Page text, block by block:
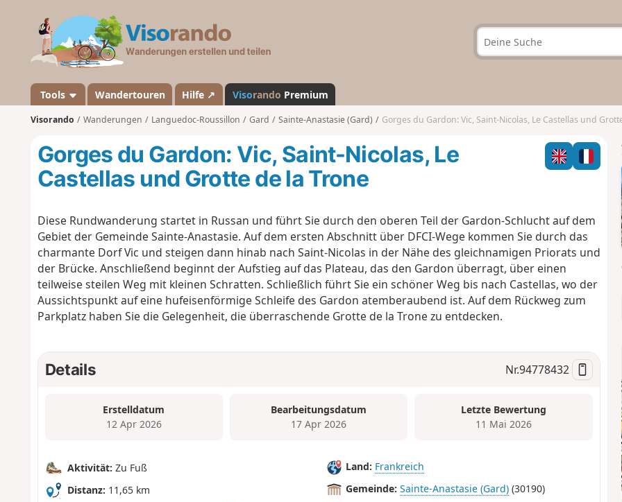
a
n
d
Tools Wandertouren Hilfe ↗ Visorando Premium
Visorando Wanderungen Languedoc-Roussillon Gard Sainte-Anastasie (Gard) Gorges du Gardon: Vic, Saint-Nicolas, Le Castellas und Grotte de
Gorges du Gardon: Vic, Saint-Nicolas, Le
Castellas und Grotte de la Trone
Diese Rundwanderung startet in Russan und führt Sie durch den oberen Teil der Gardon-Schlucht auf dem
Gebiet der Gemeinde Sainte-Anastasie. Auf dem ersten Abschnitt über DFCI-Wege kommen Sie durch das
charmante Dorf Vic und steigen dann hinab nach Saint-Nicolas in der Nähe des gleichnamigen Priorats und
der Brücke. Anschließend beginnt der Aufstieg auf das Plateau, das den Gardon überragt, über einen
teilweise steilen Weg mit kleinen Schratten. Schließlich führt Sie ein schöner Weg bis nach Castellas, wo der
Aussichtspunkt auf eine hufeisenförmige Schleife des Gardon atemberaubend ist. Auf dem Rückweg zum
Parkplatz haben Sie die Gelegenheit, die überraschende Grotte de la Trone zu entdecken.
Details Nr.94778432
Erstelldatum
12 Apr 2026
Bearbeitungsdatum
17 Apr 2026
Letzte Bewertung
11 Mai 2026
Aktivität: Zu Fuß
Distanz: 11,65 km
Land: Frankreich
Gemeinde: Sainte-Anastasie (Gard) (30190)